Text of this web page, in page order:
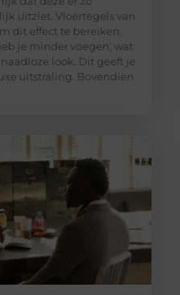
uitziet. Vloertegels van
dit effect te bereiken.
je minder voegen, wat
look. Dit geeft je
uitstraling. Bovendien